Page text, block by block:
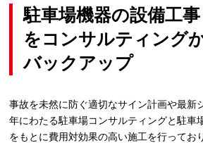
駐車場機器の設備工
をコンサルティング
バックアップ
事故を未然に防ぐ適切なサイン計画や最新
年にわたる駐車場コンサルティングと駐車
をもとに費用対効果の高い施工を行ってお